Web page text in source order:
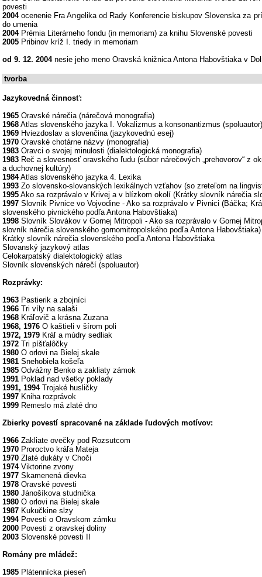
povesti
2004ocenenie Fra Angelika od Rady Konferencie biskupov Slovenska za
do umenia
2004Prémia Literárneho fondu (in memoriam) za knihu Slovenské povesti
2005 Pribinov kríž I. triedy in memoriam
od 9. 12. 2004nesie jeho meno Oravská knižnica Antona Habovštiaka v
tvorba
Jazykovedná činnosť:
1965 Oravské nárečia (nárečová monografia)
1968 Atlas slovenského jazyka I. Vokalizmus a konsonantizmus (spoluautor)
1969 Hviezdoslav a slovenčina (jazykovednú esej)
1970 Oravské chotárne názvy (monografia)
1983 Oravci o svojej minulosti (dialektologická monografia)
1983 Reč a slovesnosť oravského ľudu (súbor nárečových „prehovorov“ z
a duchovnej kultúry)
1984Atlas slovenského jazyka 4. Lexika
1993 Zo slovensko-slovanských lexikálnych vzťahov (so zreteľom na
1995 Ako sa rozprávalo v Krivej a v blízkom okolí (Krátky slovník nárečia
1997 Slovník Pivnice vo Vojvodine - Ako sa rozprávalo v Pivnici (Báčka;
slovenského pivnického podľa Antona Habovštiaka)
1998 Slovník Slovákov v Gornej Mitropoli - Ako sa rozprávalo v Gornej
slovník nárečia slovenského gornomitropolského podľa Antona Habovštiaka)
Krátky slovník nárečia slovenského podľa Antona Habovštiaka
Slovanský jazykový atlas
Celokarpatský dialektologický atlas
Slovník slovenských nárečí (spoluautor)
Rozprávky:
1963 Pastierik a zbojníci
1966 Tri víly na salaši
1968 Kráľovič a krásna Zuzana
1968, 1976 O kaštieli v šírom poli
1972, 1979 Kráľ a múdry sedliak
1972 Tri píšťalôčky
1980 O orlovi na Bielej skale
1981 Snehobiela košeľa
1985 Odvážny Benko a zakliaty zámok
1991 Poklad nad všetky poklady
1991, 1994Trojaké husličky
1997 Kniha rozprávok
1999 Remeslo má zlaté dno
Zbierky povestí spracované na základe ľudových motívov:
1966 Zakliate ovečky pod Rozsutcom
1970 Proroctvo kráľa Mateja
1970 Zlaté dukáty v Choči
1974Viktorine zvony
1977 Skamenená dievka
1978 Oravské povesti
1980 Jánošíkova studnička
1980 O orlovi na Bielej skale
1987 Kukučkine slzy
1994Povesti o Oravskom zámku
2000 Povesti z oravskej doliny
2003 Slovenské povesti II
Romány pre mládež:
1985 Plátennícka pieseň